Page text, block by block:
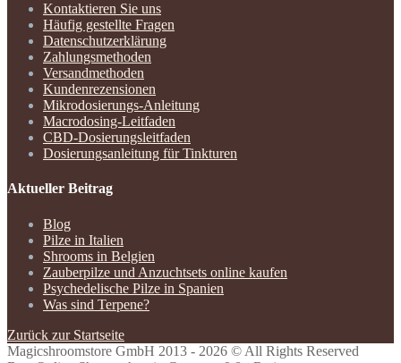
Kontaktieren Sie uns
Häufig gestellte Fragen
Datenschutzerklärung
Zahlungsmethoden
Versandmethoden
Kundenrezensionen
Mikrodosierungs-Anleitung
Macrodosing-Leitfaden
CBD-Dosierungsleitfaden
Dosierungsanleitung für Tinkturen
Aktueller Beitrag
Blog
Pilze in Italien
Shrooms in Belgien
Zauberpilze und Anzuchtsets online kaufen
Psychedelische Pilze in Spanien
Was sind Terpene?
Zurück zur Startseite
Magicshroomstore GmbH 2013 - 2026 © All Rights Reserved